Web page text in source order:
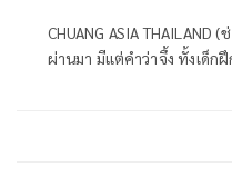
CHUANG ASIA THAILAND
ผ่านมา มีแต่คำว่าจึ้ง ทั้งเด็ก